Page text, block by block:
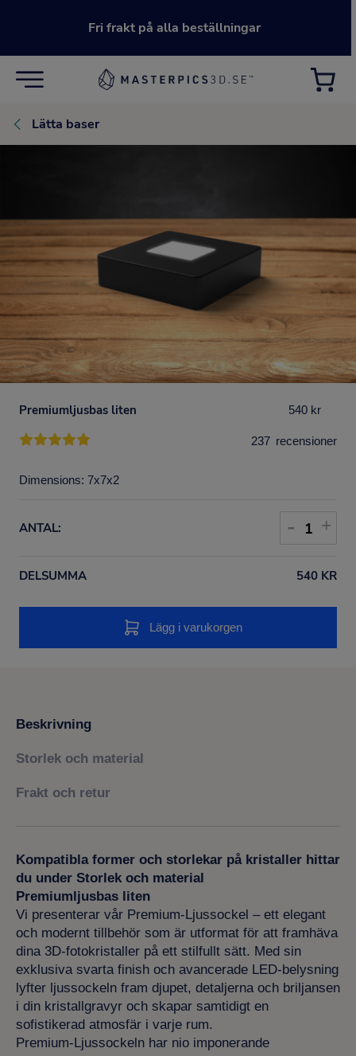
Fri frakt på alla beställningar
Lätta baser
Premiumljusbas liten 540 kr
237 recensioner
Dimensions: 7x7x2
ANTAL: -
5
4
1 +
DELSUMMA 540 KR
Lägg i varukorgen
Beskrivning
Storlek och material
Frakt och retur
Kompatibla former och storlekar på kristaller hittar
du under Storlek och material
Premiumljusbas liten
Vi presenterar vår Premium-Ljussockel – ett elegant
och modernt tillbehör som är utformat för att framhäva
dina 3D-fotokristaller på ett stilfullt sätt. Med sin
exklusiva svarta finish och avancerade LED-belysning
lyfter ljussockeln fram djupet, detaljerna och briljansen
i din kristallgravyr och skapar samtidigt en
sofistikerad atmosfär i varje rum.
Premium-Ljussockeln har nio imponerande